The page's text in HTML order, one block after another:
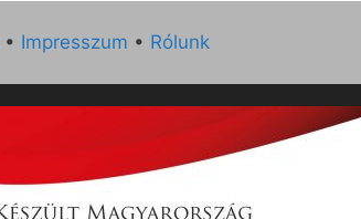
• Impresszum • Rólunk